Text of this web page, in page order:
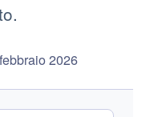
2026